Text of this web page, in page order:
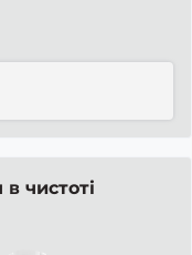
чистоті